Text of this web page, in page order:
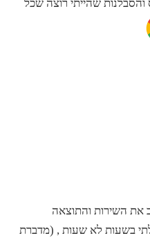
שהייתי רוצה שכל
את השירות והתוצאה
בשעות לא שעות , (מדברת